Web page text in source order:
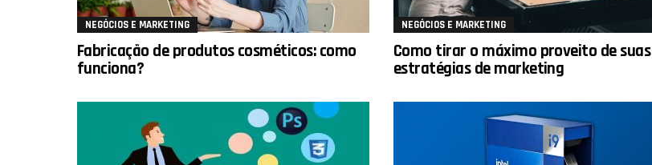
NEGÓCIOS E MARKETING
Fabricação de produtos cosméticos: como
funciona?
NEGÓCIOS E MARKETING
Como tirar o máximo proveito de suas
estratégias de marketing